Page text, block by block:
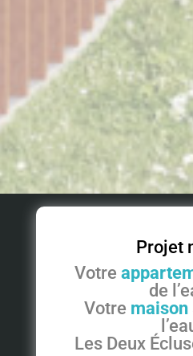
Projet
Votre
de
Votre maison
Les Deux